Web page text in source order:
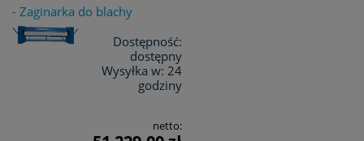
- Zaginarka do blachy
Dostępność:
dostępny
Wysyłka w: 24
godziny
netto: